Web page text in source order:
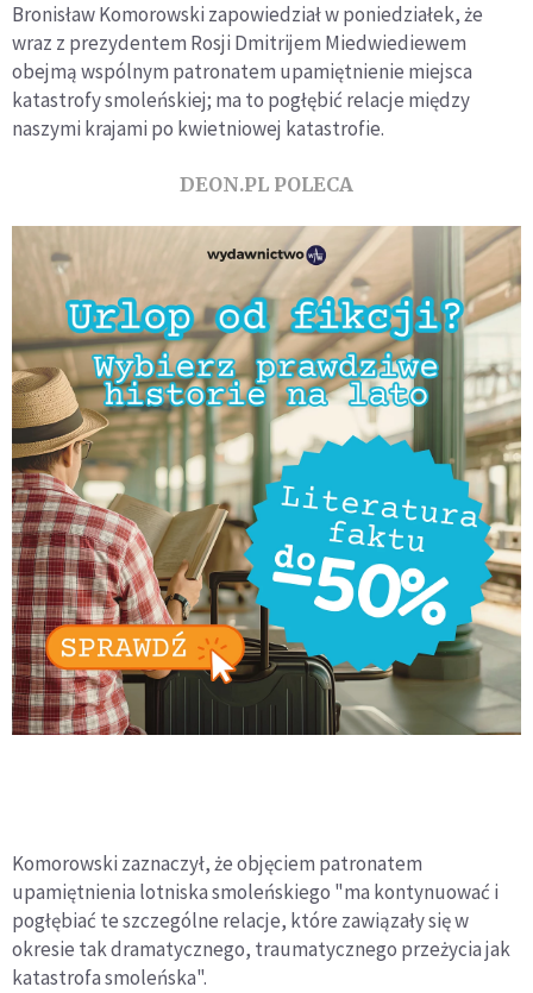
Bronisław Komorowski zapowiedział w poniedziałek, że
wraz z prezydentem Rosji Dmitrijem Miedwiediewem
obejmą wspólnym patronatem upamiętnienie miejsca
katastrofy smoleńskiej; ma to pogłębić relacje między
naszymi krajami po kwietniowej katastrofie.
DEON.PL POLECA
Komorowski zaznaczył, że objęciem patronatem
upamiętnienia lotniska smoleńskiego "ma kontynuować i
pogłębiać te szczególne relacje, które zawiązały się w
okresie tak dramatycznego, traumatycznego przeżycia jak
katastrofa smoleńska".